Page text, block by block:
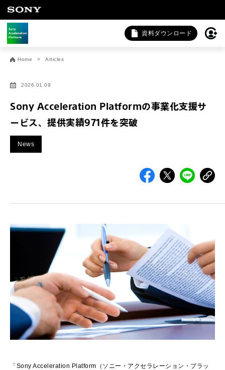
資料ダウンロード
Home Articles
2026.01.09
Sony Acceleration Platformの事業化支援サ
ービス、提供実績971件を突破
News
「Sony Acceleration Platform（ソニー・アクセラレーション・プラッ
お問い合わせ
法人向けサービスに関するご相談・お問い合わせは以下のボタ
法人お問い合わせ
FAQ&個人お問い合わせは以下のボタンからお願いします。